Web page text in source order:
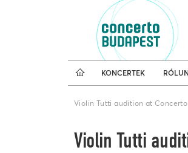
KONCERTEK
Koncertnaptár
Violin Tutti audition at
Violin Tutti